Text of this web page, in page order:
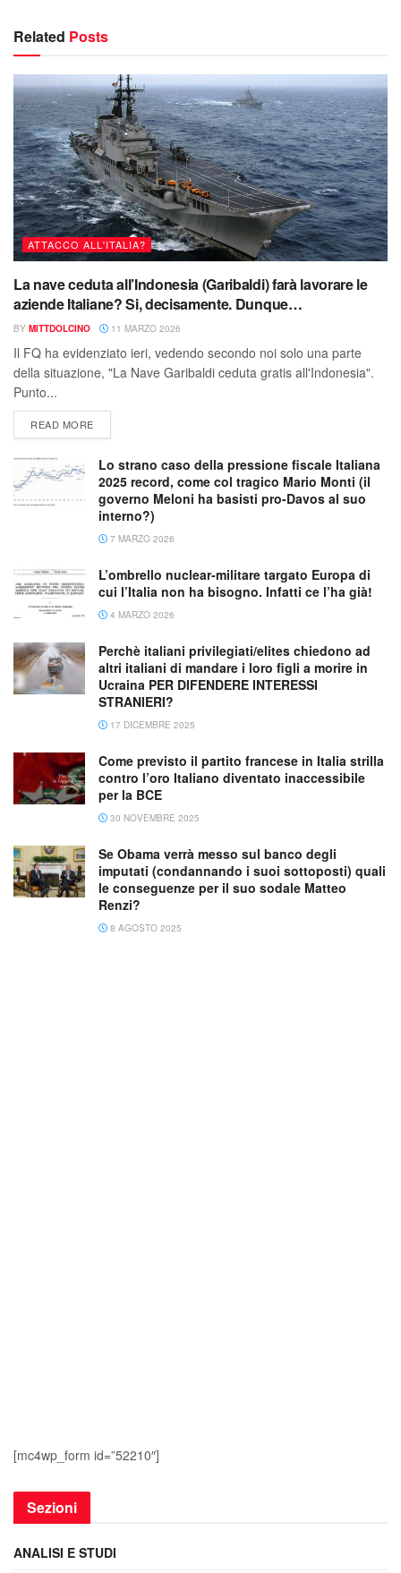
Related Posts
ATTACCO ALL'ITALIA?
La nave ceduta all’Indonesia (Garibaldi) farà lavorare le
aziende Italiane? Si, decisamente. Dunque…
BY MITTDOLCINO 11 MARZO 2026
Il FQ ha evidenziato ieri, vedendo secondo noi solo una parte
della situazione, "La Nave Garibaldi ceduta gratis all'Indonesia".
Punto...
READ MORE
Lo strano caso della pressione fiscale Italiana
2025 record, come col tragico Mario Monti (il
governo Meloni ha basisti pro-Davos al suo
interno?)
7 MARZO 2026
L’ombrello nuclear-militare targato Europa di
cui l’Italia non ha bisogno. Infatti ce l’ha già!
4 MARZO 2026
Perchè italiani privilegiati/elites chiedono ad
altri italiani di mandare i loro figli a morire in
Ucraina PER DIFENDERE INTERESSI
STRANIERI?
17 DICEMBRE 2025
Come previsto il partito francese in Italia strilla
contro l’oro Italiano diventato inaccessibile
per la BCE
30 NOVEMBRE 2025
Se Obama verrà messo sul banco degli
imputati (condannando i suoi sottoposti) quali
le conseguenze per il suo sodale Matteo
Renzi?
8 AGOSTO 2025
[mc4wp_form id=”52210″]
Sezioni
ANALISI E STUDI